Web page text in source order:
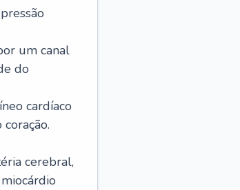
um canal
do
cardíaco
cerebral,